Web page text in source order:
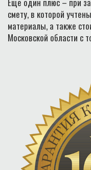
смету, в которой
материалы, а также
Московской области с